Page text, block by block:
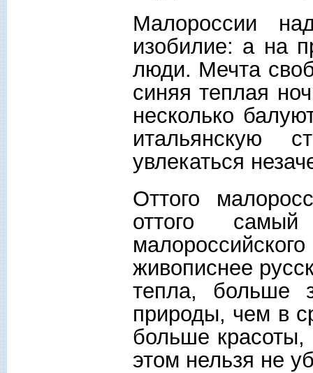
Малороссии
изобилие: а на
люди. Мечта
синяя теплая
несколько
итальянскую
увлекаться
Оттого
оттого
живописнее
тепла, больше
природы, чем в
больше
этом нельзя не